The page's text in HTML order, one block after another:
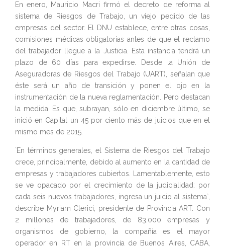
En enero, Mauricio Macri firmó el decreto de reforma al
sistema de Riesgos de Trabajo, un viejo pedido de las
empresas del sector. El DNU establece, entre otras cosas,
comisiones médicas obligatorias antes de que el reclamo
del trabajador llegue a la Justicia. Esta instancia tendrá un
plazo de 60 días para expedirse. Desde la Unión de
Aseguradoras de Riesgos del Trabajo (UART), señalan que
éste será un año de transición y ponen el ojo en la
instrumentación de la nueva reglamentación. Pero destacan
la medida. Es que, subrayan, sólo en diciembre último, se
inició en Capital un 45 por ciento más de juicios que en el
mismo mes de 2015.
`En términos generales, el Sistema de Riesgos del Trabajo
crece, principalmente, debido al aumento en la cantidad de
empresas y trabajadores cubiertos. Lamentablemente, esto
se ve opacado por el crecimiento de la judicialidad: por
cada seis nuevos trabajadores, ingresa un juicio al sistema`,
describe Myriam Clerici, presidente de Provincia ART. Con
2 millones de trabajadores, de 83.000 empresas y
organismos de gobierno, la compañía es el mayor
operador en RT en la provincia de Buenos Aires, CABA,